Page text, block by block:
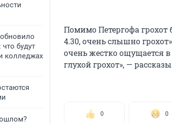
будут
колледжах
Помимо Петергофа
4.30, очень слышно
очень жестко ощущается
глухой грохот», —
0 0